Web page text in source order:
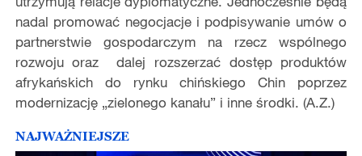
nadal promować negocjacje i podpisywanie umów o
partnerstwie gospodarczym na rzecz wspólnego
rozwoju oraz dalej rozszerzać dostęp produktów
afrykańskich do rynku chińskiego Chin poprzez
modernizację „zielonego kanału” i inne środki. (A.Z.)
NAJWAŻNIEJSZE